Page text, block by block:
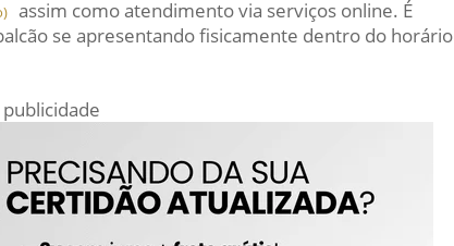
assim como atendimento via serviços online. É
se apresentando fisicamente dentro do horário
publicidade